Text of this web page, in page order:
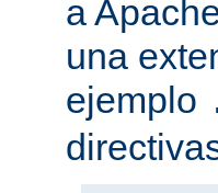
a
una
ejemplo